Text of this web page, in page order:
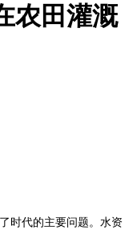
农田灌溉
时代的主要问题。水资